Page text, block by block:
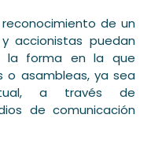
de un
accionistas puedan
la forma en la que
o asambleas, ya sea
a través de
de comunicación